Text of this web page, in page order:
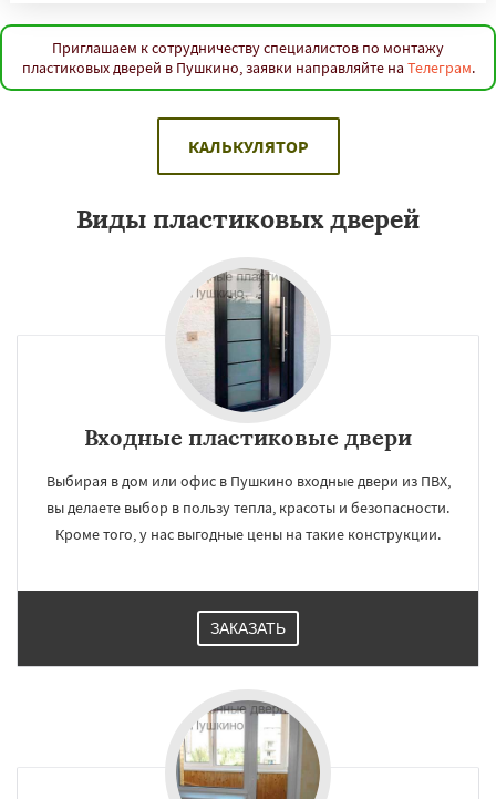
Приглашаем к сотрудничеству специалистов по монтажу
пластиковых дверей в Пушкино, заявки направляйте на Телеграм.
КАЛЬКУЛЯТОР
Виды пластиковых дверей
Входные пластиковые двери
Выбирая в дом или офис в Пушкино входные двери из ПВХ,
вы делаете выбор в пользу тепла, красоты и безопасности.
Кроме того, у нас выгодные цены на такие конструкции.
ЗАКАЗАТЬ